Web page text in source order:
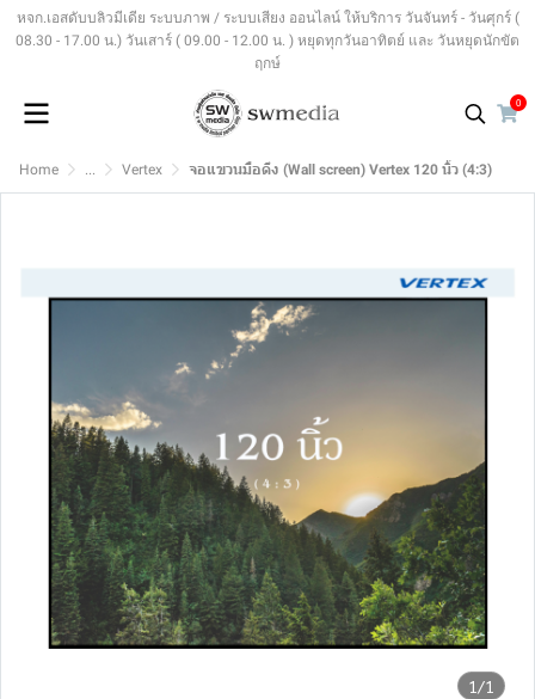
หจก.เอสดับบลิวมีเดีย ระบบภาพ / ระบบเสียง ออนไลน์ ให้บริการ วันจันทร์ - วันศุกร์ (
08.30 - 17.00 น.) วันเสาร์ ( 09.00 - 12.00 น. ) หยุดทุกวันอาทิตย์ และ วันหยุดนักขัต
ฤกษ์
0
Home ... Vertex จอแขวนมือดึง (Wall screen) Vertex 120 นิ้ว (4:3)
1/1